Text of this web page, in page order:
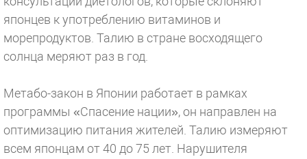
японцев к употреблению витаминов и
морепродуктов. Талию в стране восходящего
солнца меряют раз в год.
Метабо-закон в Японии работает в рамках
программы «Спасение нации», он направлен на
оптимизацию питания жителей. Талию измеряют
всем японцам от 40 до 75 лет. Нарушителя